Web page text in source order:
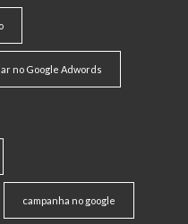
no Google Adwords
campanha no google